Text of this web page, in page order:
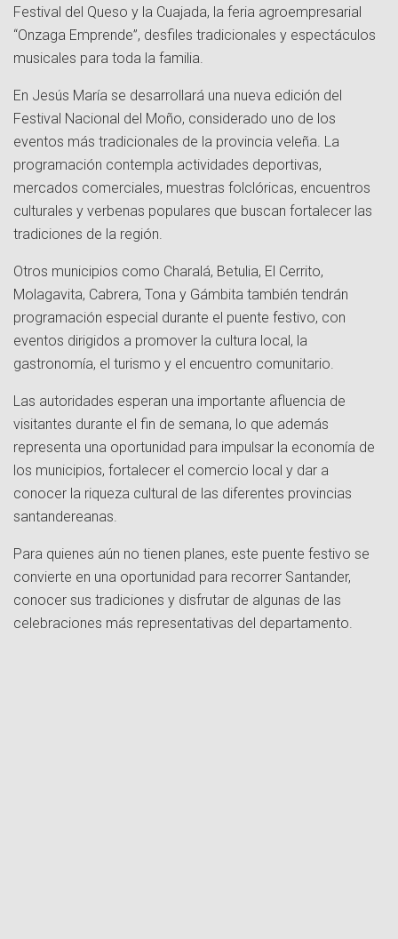
Festival del Queso y la Cuajada, la feria agroempresarial
“Onzaga Emprende”, desfiles tradicionales y espectáculos
musicales para toda la familia.
En Jesús María se desarrollará una nueva edición del
Festival Nacional del Moño, considerado uno de los
eventos más tradicionales de la provincia veleña. La
programación contempla actividades deportivas,
mercados comerciales, muestras folclóricas, encuentros
culturales y verbenas populares que buscan fortalecer las
tradiciones de la región.
Otros municipios como Charalá, Betulia, El Cerrito,
Molagavita, Cabrera, Tona y Gámbita también tendrán
programación especial durante el puente festivo, con
eventos dirigidos a promover la cultura local, la
gastronomía, el turismo y el encuentro comunitario.
Las autoridades esperan una importante afluencia de
visitantes durante el fin de semana, lo que además
representa una oportunidad para impulsar la economía de
los municipios, fortalecer el comercio local y dar a
conocer la riqueza cultural de las diferentes provincias
santandereanas.
Para quienes aún no tienen planes, este puente festivo se
convierte en una oportunidad para recorrer Santander,
conocer sus tradiciones y disfrutar de algunas de las
celebraciones más representativas del departamento.